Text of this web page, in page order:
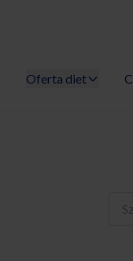
Afterfit
Oferta diet